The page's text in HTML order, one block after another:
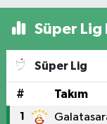
Süper Lig
Süper Lig
# Takım
1